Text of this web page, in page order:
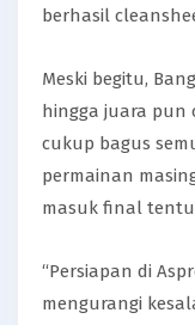
berhasil
Meski begitu,
hingga juara pun
cukup bagus
permainan
masuk final tentu
“Persiapan di
mengurangi